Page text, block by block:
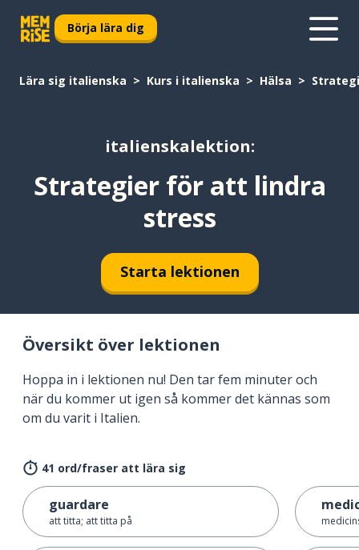
Börja lära dig
Lära sig italienska Kurs i italienska Hälsa
italienskalektion:
Strategier för att lindra
stress
Starta lektionen
Översikt över lektionen
Hoppa in i lektionen nu! Den tar fem minuter och
när du kommer ut igen så kommer det kännas som
om du varit i Italien.
41 ord/fraser att lära sig
guardare
att titta; att titta på